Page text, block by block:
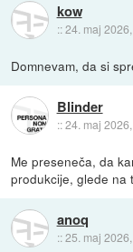
kow
::24. maj
Domnevam, da si
Blinder
::24. maj
Me preseneča, da
produkcije, glede na
anoq
::25. maj